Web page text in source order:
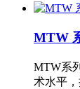
MTW
MTW系
术水平